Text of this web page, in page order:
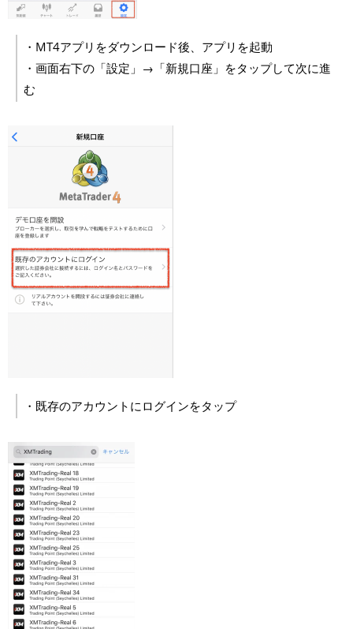
・MT4アプリをダウンロード後、アプリを起動
・画面右下の「設定」→「新規口座」をタップして次に進
む
・既存のアカウントにログインをタップ